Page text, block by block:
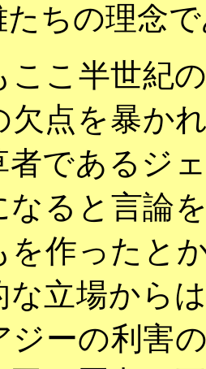
たちの理念
こ半世紀
欠点を暴か
者であるジ
なると言論
を作ったと
な立場から
ジーの利害